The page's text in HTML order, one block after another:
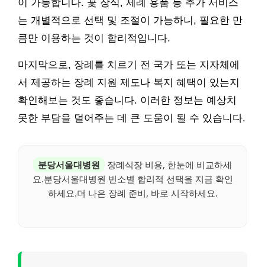
이 가능합니다. 꽃 장식, 제례 용품 등 추가 서비스
는 개별적으로 선택 및 조절이 가능하니, 필요한 만
큼만 이용하는 것이 합리적입니다.
마지막으로, 장례를 치르기 전 국가 또는 지자체에
서 제공하는 장례 지원 제도나 복지 혜택이 있는지
확인해보는 것도 좋습니다. 이러한 정보는 예상치
못한 부담을 덜어주는 데 큰 도움이 될 수 있습니다.
분당서울대병원
장례식장 비용, 한눈에 비교하세
요.분당서울대병원 빈소별 합리적 선택을 지금 확인
하세요.더 나은 장례 준비, 바로 시작하세요.